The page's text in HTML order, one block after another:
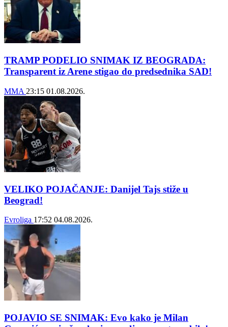
TRAMP PODELIO SNIMAK IZ BEOGRADA:
Transparent iz Arene stigao do predsednika SAD!
MMA 23:15 01.08.2026.
VELIKO POJAČANJE: Danijel Tajs stiže u
Beograd!
Evroliga 17:52 04.08.2026.
POJAVIO SE SNIMAK: Evo kako je Milan